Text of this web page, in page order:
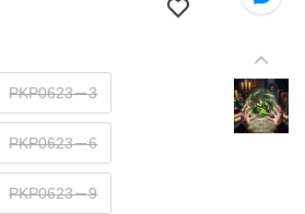
PKP0623－3
PKP0623－6
PKP0623－9